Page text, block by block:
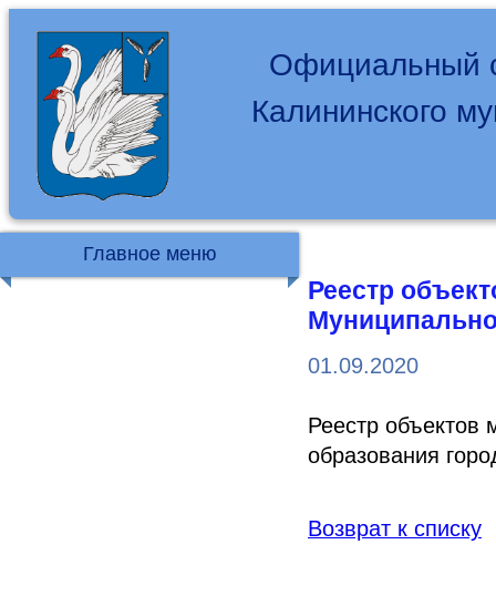
Официальный
Калининского
Реестр
01.09.2020
Реестр объектов
образования
Возврат к списку
Главное меню